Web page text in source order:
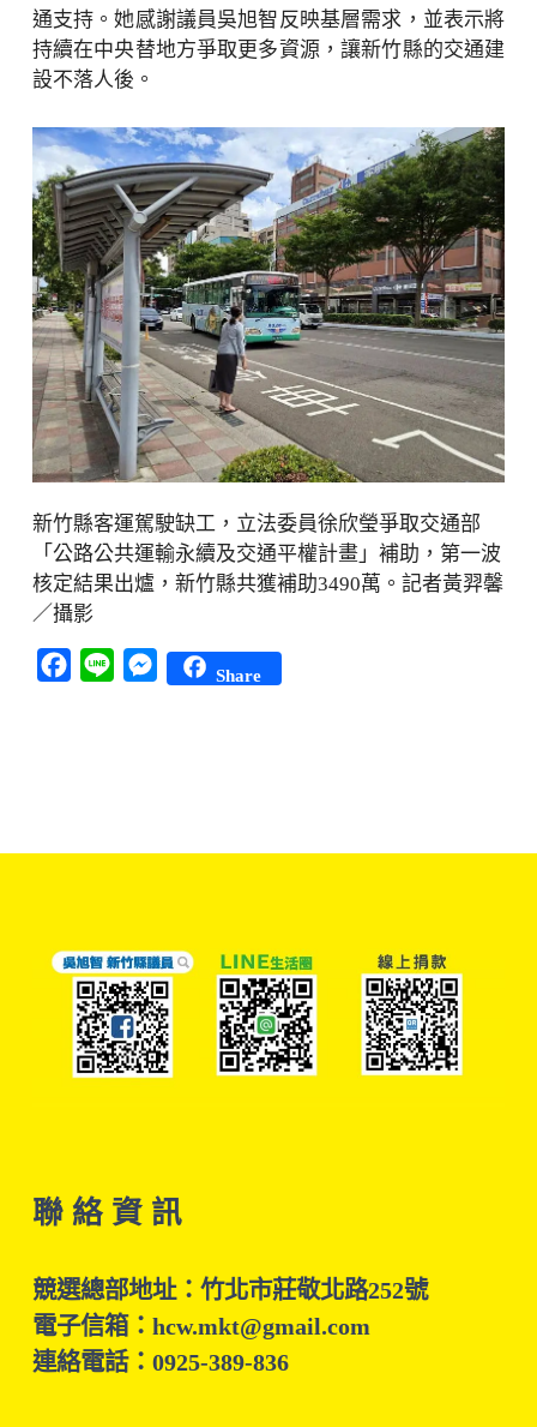
通支持。她感謝議員吳旭智反映基層需求，並表示將
持續在中央替地方爭取更多資源，讓新竹縣的交通建
設不落人後。
新竹縣客運駕駛缺工，立法委員徐欣瑩爭取交通部
「公路公共運輸永續及交通平權計畫」補助，第一波
核定結果出爐，新竹縣共獲補助3490萬。記者黃羿馨
／攝影
Facebook
Line Messenger
Share
聯 絡 資 訊
競選總部地址：竹北市莊敬北路252號
電子信箱：hcw.mkt@gmail.com
連絡電話：0925-389-836